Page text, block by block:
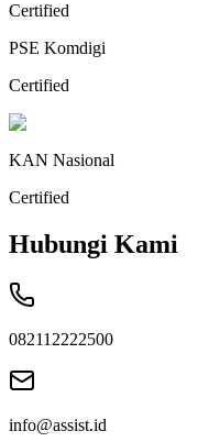
Certified
PSE Komdigi
Certified
KAN Nasional
Certified
Hubungi Kami
082112222500
info@assist.id